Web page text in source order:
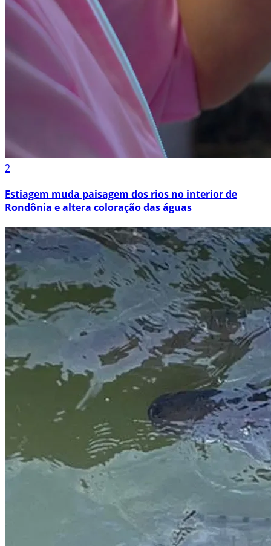
2
Estiagem muda paisagem dos rios no interior de
Rondônia e altera coloração das águas